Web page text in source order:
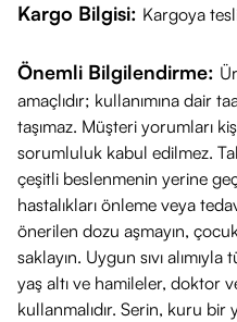
Kargo Bilgisi: Kargoya
Önemli Bilgilendirme:
amaçlıdır; kullanımına dair
taşımaz. Müşteri yorumları
sorumluluk kabul edilmez.
çeşitli beslenmenin yerine
hastalıkları önleme veya
önerilen dozu aşmayın,
saklayın. Uygun sıvı alımıyla
yaş altı ve hamileler, doktor
kullanmalıdır. Serin, kuru bir